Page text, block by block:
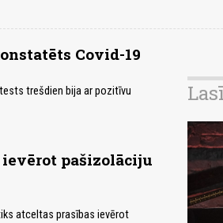
Covid-19
trešdien bija ar pozitīvu
ievērot pašizolāciju
atceltas prasības ievērot